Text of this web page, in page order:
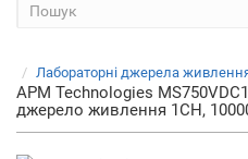
Лабораторні джерела
APM Technologies
джерело живлення 1CH,